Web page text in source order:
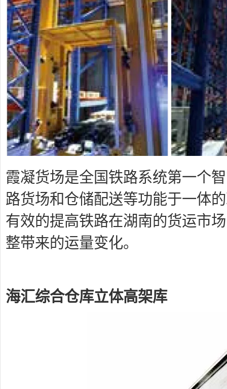
霞凝货场是全国铁路系统第一个
路货场和仓储配送等功能于一体
有效的提高铁路在湖南的货运市
整带来的运量变化。
海汇综合仓库立体高架库